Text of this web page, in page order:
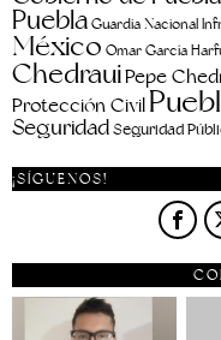
PueblaGuardia Nacional
México Omar García
ChedrauiPepe
Protección Civil
SeguridadSeguridad
¡SÍGUENOS!